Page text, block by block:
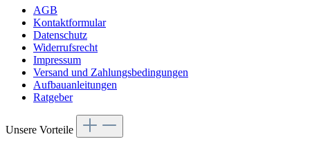
AGB
Kontaktformular
Datenschutz
Widerrufsrecht
Impressum
Versand und Zahlungsbedingungen
Aufbauanleitungen
Ratgeber
Unsere Vorteile